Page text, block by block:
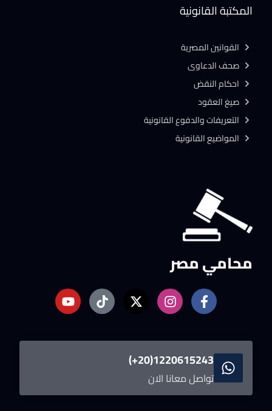
محامي مصر
1220615243(20+)
تواصل معانا الان
المكتبة القانونية
القوانين المصرية
صحف الدعاوى
احكام النقض
صيغ العقود
التعريفات والدفوع القانونية
المواضيع القانونية